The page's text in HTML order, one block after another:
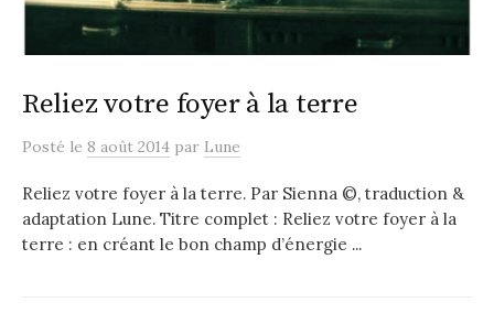
Reliez votre foyer à la terre
Posté le 8 août 2014 par Lune
Reliez votre foyer à la terre. Par Sienna ©, traduction &
adaptation Lune. Titre complet : Reliez votre foyer à la
terre : en créant le bon champ d’énergie ...